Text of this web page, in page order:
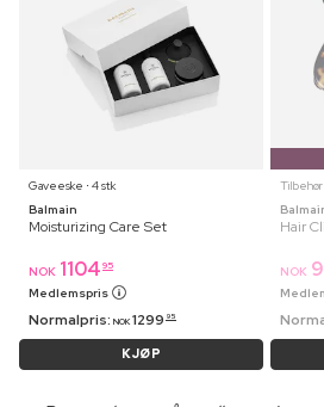
Gaveeske ⋅ 4 stk
Balmain
Moisturizing Care Set
NOK 1104 95
Medlemspris
Normalpris: NOK 1299 95
KJØP
Tilbehør
Hair
NOK